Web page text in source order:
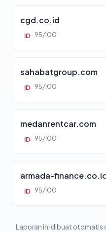
cgd.co.id
ID 95/100
sahabatgroup.com
ID 95/100
medanrentcar.com
ID 95/100
armada-
ID 95/100
Laporan ini dibuat otomatis